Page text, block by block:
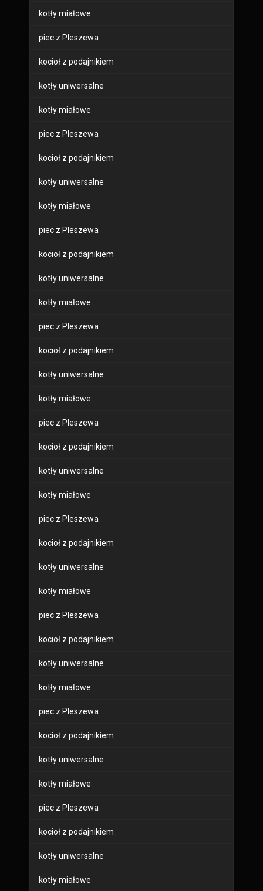
kotły miałowe
piec z Pleszewa
kocioł z podajnikiem
kotły uniwersalne
kotły miałowe
piec z Pleszewa
kocioł z podajnikiem
kotły uniwersalne
kotły miałowe
piec z Pleszewa
kocioł z podajnikiem
kotły uniwersalne
kotły miałowe
piec z Pleszewa
kocioł z podajnikiem
kotły uniwersalne
kotły miałowe
piec z Pleszewa
kocioł z podajnikiem
kotły uniwersalne
kotły miałowe
piec z Pleszewa
kocioł z podajnikiem
kotły uniwersalne
kotły miałowe
piec z Pleszewa
kocioł z podajnikiem
kotły uniwersalne
kotły miałowe
piec z Pleszewa
kocioł z podajnikiem
kotły uniwersalne
kotły miałowe
piec z Pleszewa
kocioł z podajnikiem
kotły uniwersalne
kotły miałowe